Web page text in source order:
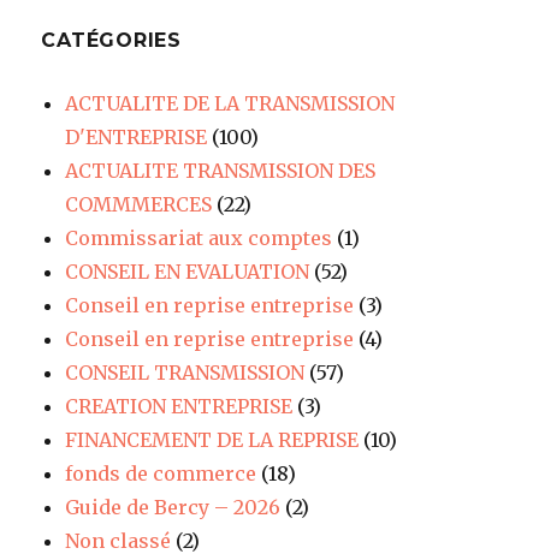
CATÉGORIES
ACTUALITE DE LA TRANSMISSION
D'ENTREPRISE (100)
ACTUALITE TRANSMISSION DES
COMMMERCES (22)
Commissariat aux comptes (1)
CONSEIL EN EVALUATION(52)
Conseil en reprise entreprise (3)
Conseil en reprise entreprise (4)
CONSEIL TRANSMISSION(57)
CREATION ENTREPRISE (3)
FINANCEMENT DE LA REPRISE (10)
fonds de commerce (18)
Guide de Bercy – 2026 (2)
Non classé (2)